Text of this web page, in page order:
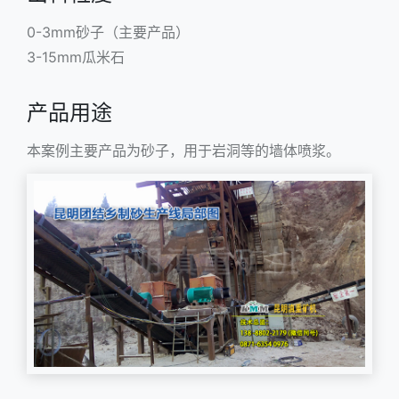
0-3mm砂子（主要产品）
3-15mm瓜米石
产品用途
本案例主要产品为砂子，用于岩洞等的墙体喷浆。